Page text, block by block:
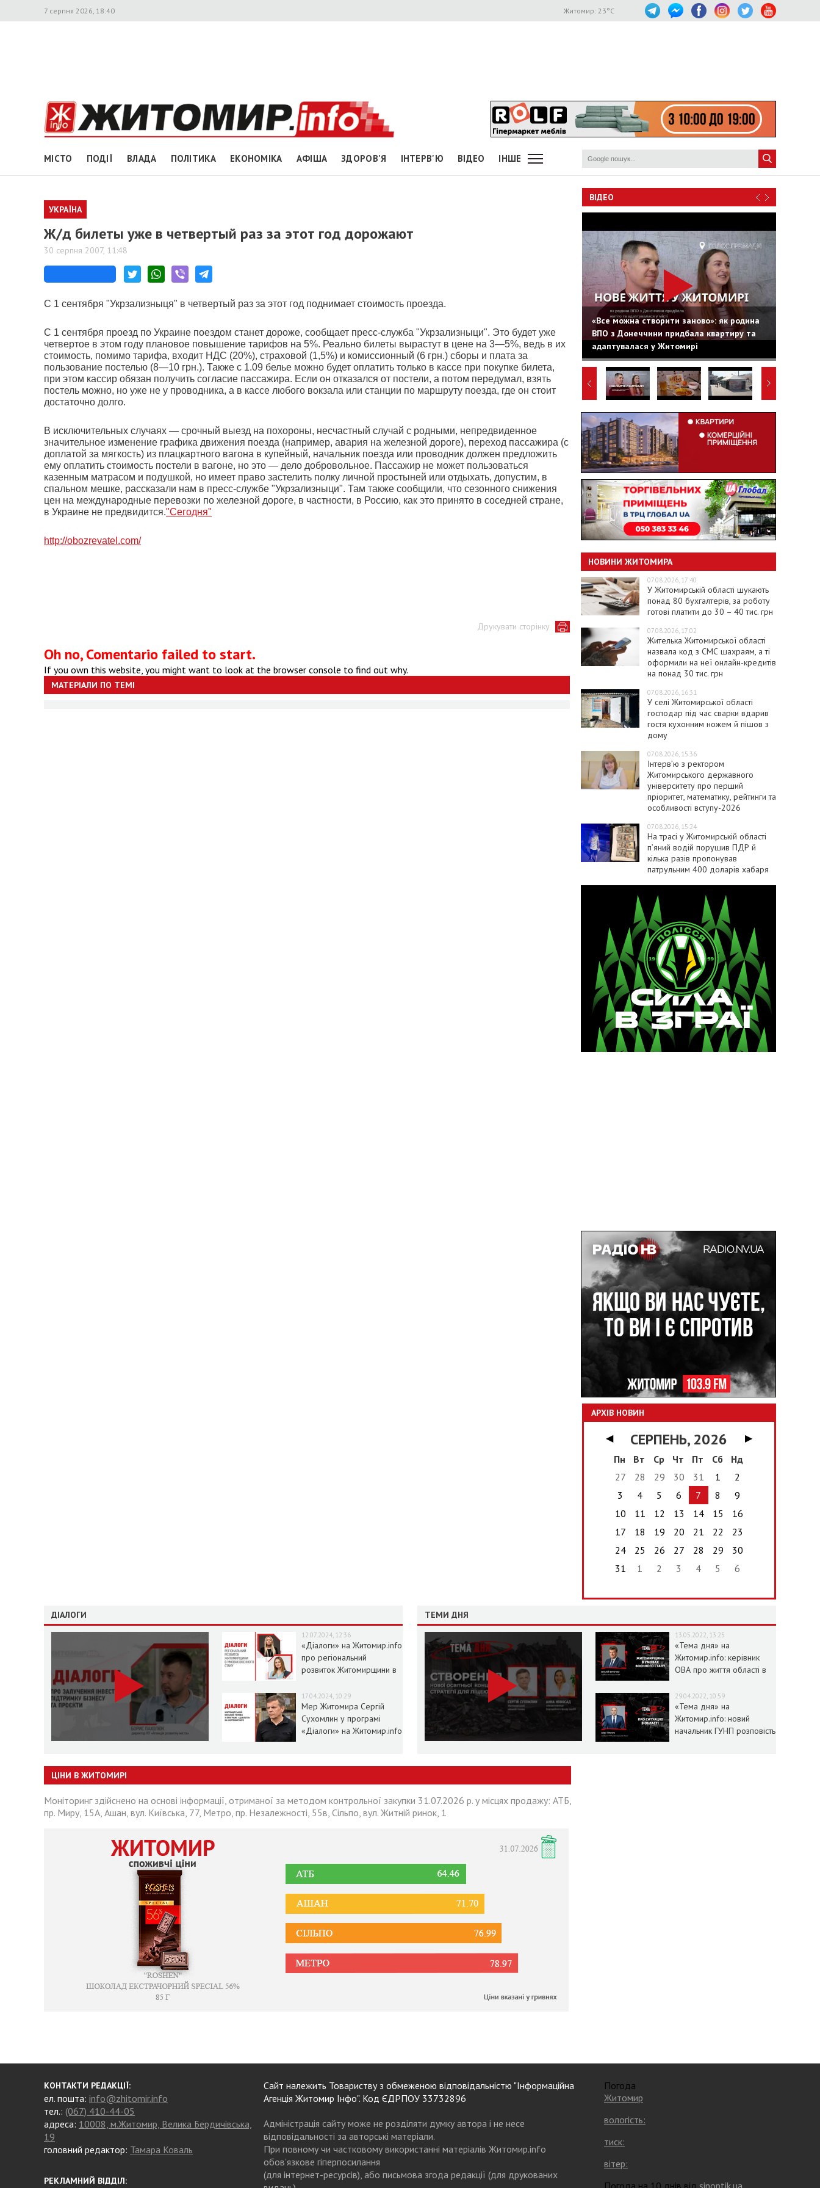
7 серпня 2026, 18:40 Житомир: 23°C
МІСТО ПОДІЇ ВЛАДА ПОЛІТИКА ЕКОНОМІКА АФІША ЗДОРОВ'Я ІНТЕРВ'Ю ВІДЕО ІНШЕ
УКРАЇНА
Ж/д билеты уже в четвертый раз за этот год дорожают
30 серпня 2007, 11:48
С 1 сентября "Укрзализныця" в четвертый раз за этот год поднимает стоимость проезда.
С 1 сентября проезд по Украине поездом станет дороже, сообщает пресс-служба "Укрзализныци". Это будет уже
четвертое в этом году плановое повышение тарифов на 5%. Реально билеты вырастут в цене на 3—5%, ведь в их
стоимость, помимо тарифа, входит НДС (20%), страховой (1,5%) и комиссионный (6 грн.) сборы и плата за
пользование постелью (8—10 грн.). Также с 1.09 белье можно будет оплатить только в кассе при покупке билета,
при этом кассир обязан получить согласие пассажира. Если он отказался от постели, а потом передумал, взять
постель можно, но уже не у проводника, а в кассе любого вокзала или станции по маршруту поезда, где он стоит
достаточно долго.
В исключительных случаях — срочный выезд на похороны, несчастный случай с родными, непредвиденное
значительное изменение графика движения поезда (например, авария на железной дороге), переход пассажира (с
доплатой за мягкость) из плацкартного вагона в купейный, начальник поезда или проводник должен предложить
ему оплатить стоимость постели в вагоне, но это — дело добровольное. Пассажир не может пользоваться
казенным матрасом и подушкой, но имеет право застелить полку личной простыней или отдыхать, допустим, в
спальном мешке, рассказали нам в пресс-службе "Укрзализныци". Там также сообщили, что сезонного снижения
цен на международные перевозки по железной дороге, в частности, в Россию, как это принято в соседней стране,
в Украине не предвидится."Сегодня"
http://obozrevatel.com/
Друкувати сторінку
Oh no, Comentario failed to start.
If you own this website, you might want to look at the browser console to find out why.
МАТЕРІАЛИ ПО ТЕМІ
ВІДЕО
«Все можна створити заново»: як родина
ВПО з Донеччини придбала квартиру та
адаптувалася у Житомирі
НОВИНИ ЖИТОМИРА
07.08.2026, 17:40
У Житомирській області шукають
понад 80 бухгалтерів, за роботу
готові платити до 30 – 40 тис. грн
07.08.2026, 17:02
Жителька Житомирської області
назвала код з СМС шахраям, а ті
оформили на неї онлайн-кредитів
на понад 30 тис. грн
07.08.2026, 16:31
У селі Житомирської області
господар під час сварки вдарив
гостя кухонним ножем й пішов з
дому
07.08.2026, 15:36
Інтерв’ю з ректором
Житомирського державного
університету про перший
пріоритет, математику, рейтинги та
особливості вступу-2026
07.08.2026, 15:24
На трасі у Житомирській області
п’яний водій порушив ПДР й
кілька разів пропонував
патрульним 400 доларів хабаря
АРХІВ НОВИН
◀ СЕРПЕНЬ, 2026
▶
Пн
Вт Ср Чт Пт Сб
Нд
27
28 29 30 31 1
2
3
4 5 6 7 8
9
10
11 12 13 14 15
16
17
18 19 20 21 22
23
24
25 26 27 28 29
30
31
1 2 3 4 5 6
ДІАЛОГИ
12.07.2024, 12:36
«Діалоги» на Житомир.info
про регіональний
розвиток Житомирщини в
17.04.2024, 10:29
Мер Житомира Сергій
Сухомлин у програмі
«Діалоги» на Житомир.info
ТЕМИ ДНЯ
13.05.2022, 13:25
«Тема дня» на
Житомир.info: керівник
ОВА про життя області в
29.04.2022, 10:59
«Тема дня» на
Житомир.info: новий
начальник ГУНП розповість
ЦІНИ В ЖИТОМИРІ
Моніторинг здійснено на основі інформації, отриманої за методом контрольної закупки 31.07.2026 р. у місцях продажу: АТБ,
пр. Миру, 15А, Ашан, вул. Київська, 77, Метро, пр. Незалежності, 55в, Сільпо, вул. Житній ринок, 1
КОНТАКТИ РЕДАКЦІЇ:
ел. пошта: info@zhitomir.info
тел.: (067) 410-44-05
адреса: 10008, м.Житомир, Велика Бердичівська,
19
головний редактор: Тамара Коваль
РЕКЛАМНИЙ ВІДДІЛ:
Сайт належить Товариству з обмеженою відповідальністю "Інформаційна
Агенція Житомир Інфо". Код ЄДРПОУ 33732896
Адміністрація сайту може не розділяти думку автора і не несе
відповідальності за авторські матеріали.
При повному чи частковому використанні матеріалів Житомир.info
обов’язкове гіперпосилання
(для інтернет-ресурсів), або письмова згода редакції (для друкованих
Погода
Житомир
вологість:
тиск:
вітер:
Погода на 10 днів від sinoptik.ua